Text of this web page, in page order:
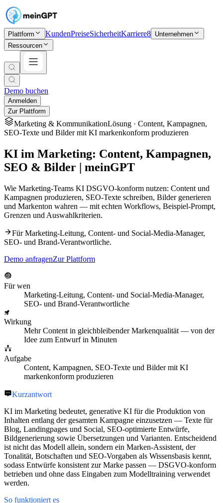
Plattform KundenPreiseSicherheitKarriere8 Unternehmen
Ressourcen
Demo buchen
Anmelden
Zur Plattform
Marketing & KommunikationLösung · Content, Kampagnen,
SEO-Texte und Bilder mit KI markenkonform produzieren
KI im Marketing: Content, Kampagnen,
SEO & Bilder | meinGPT
Wie Marketing-Teams KI DSGVO-konform nutzen: Content und
Kampagnen produzieren, SEO-Texte schreiben, Bilder generieren
und Markenton wahren — mit echten Workflows, Beispiel-Prompt,
Grenzen und Auswahlkriterien.
FürMarketing-Leitung, Content- und Social-Media-Manager,
SEO- und Brand-Verantwortliche.
Demo anfragenZur Plattform
Für wen
Marketing-Leitung, Content- und Social-Media-Manager,
SEO- und Brand-Verantwortliche
Wirkung
Mehr Content in gleichbleibender Markenqualität — von der
Idee zum Entwurf in Minuten
Aufgabe
Content, Kampagnen, SEO-Texte und Bilder mit KI
markenkonform produzieren
Kurzantwort
KI im Marketing bedeutet, generative KI für die Produktion von
Inhalten entlang der gesamten Kampagne einzusetzen — Texte für
Blog, Landingpages und Social, SEO-optimierte Entwürfe,
Bildgenerierung sowie Übersetzungen und Varianten. Entscheidend
ist nicht das Modell allein, sondern ein Marken-Assistent, der
Tonalität, Botschaften und SEO-Vorgaben als Wissensbasis kennt,
sodass Entwürfe konsistent zur Marke passen — DSGVO-konform
betrieben und ohne dass Eingaben zum Modelltraining verwendet
werden.
So funktioniert es